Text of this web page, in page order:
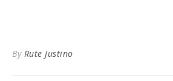
By Rute Justino